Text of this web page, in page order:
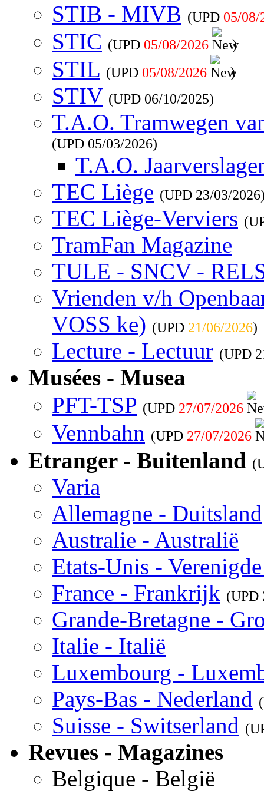
STIB - MIVB (UPD 05/08/
STIC (UPD 05/08/2026 )
STIL (UPD 05/08/2026 )
STIV (UPD 06/10/2025)
T.A.O. Tramwegen
(UPD 05/03/2026)
T.A.O.
TEC Liège (UPD 23/03/2026
TEC Liège-Verviers
TramFan Magazine
TULE - SNCV -
Vrienden v/h
VOSS ke) (UPD 21/06/2026)
Lecture - Lectuur (UPD
Musées - Musea
PFT-TSP (UPD 27/07/2026
Vennbahn (UPD 27/07/2026
Etranger - Buitenland
Varia
Allemagne - Duitsland
Australie - Australië
Etats-Unis -
France - Frankrijk (UPD
Grande-Bretagne -
Italie - Italië
Luxembourg -
Pays-Bas - Nederland
Suisse - Switserland
Revues - Magazines
Belgique - België